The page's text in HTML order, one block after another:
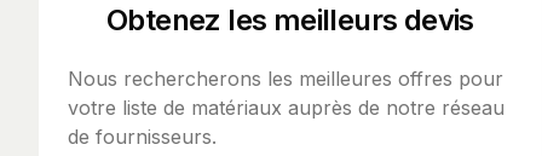
Obtenez les meilleurs devis
Nous rechercherons les meilleures offres pour
votre liste de matériaux auprès de notre réseau
de fournisseurs.